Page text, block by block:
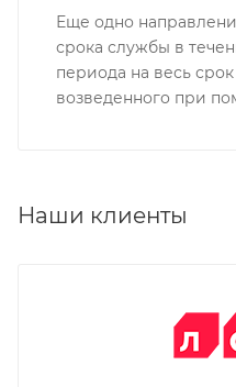
Еще одно
срока службы в
периода на весь
возведенного при
Наши клиенты